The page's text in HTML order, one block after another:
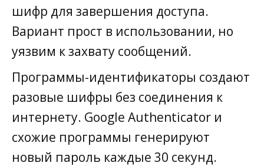
шифр для завершения доступа.
Вариант прост в использовании, но
уязвим к захвату сообщений.
Программы-идентификаторы создают
разовые шифры без соединения к
интернету. Google Authenticator и
схожие программы генерируют
новый пароль каждые 30 секунд.